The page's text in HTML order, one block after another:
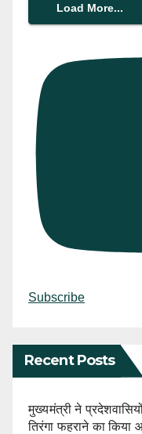
Load More...
Subscribe
Recent Posts
मुख्यमंत्री ने
तिरंगा फहराने का किया